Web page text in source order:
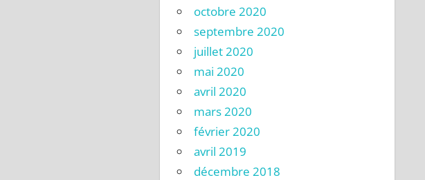
octobre 2020
septembre 2020
juillet 2020
mai 2020
avril 2020
mars 2020
février 2020
avril 2019
décembre 2018